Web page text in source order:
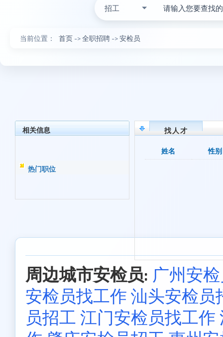
招工
当前位置： 首页 ->全职招聘 ->安检员
相关信息
热门职位
找人才
姓名 性别
周边城市安检员: 广州安
安检员找工作 汕头安检员
员招工 江门安检员找工作